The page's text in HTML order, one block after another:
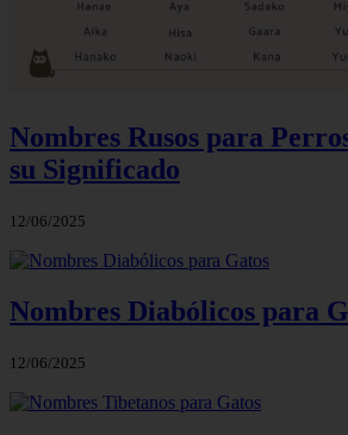
Nombres Rusos para
su Significado
12/06/2025
Nombres Diabólicos para
12/06/2025